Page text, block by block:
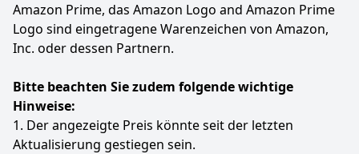
Amazon Prime, das Amazon Logo and Amazon Prime
Logo sind eingetragene Warenzeichen von Amazon,
Inc. oder dessen Partnern.
Bitte beachten Sie zudem folgende wichtige
Hinweise:
1. Der angezeigte Preis könnte seit der letzten
Aktualisierung gestiegen sein.